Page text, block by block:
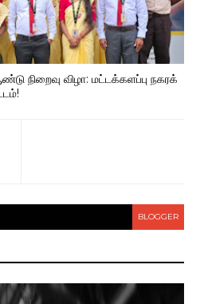
நிறைவு விழா: மட்டக்களப்பு நகரக்
BLOGGER